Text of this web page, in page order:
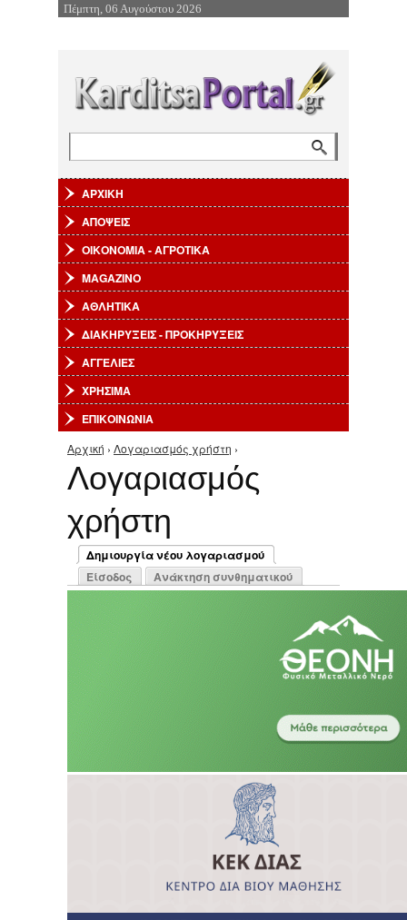
Επιστροφή στην Πλοήγηση
Πέμπτη, 06 Αυγούστου 2026
ΑΡΧΙΚΗ
ΑΠΟΨΕΙΣ
ΟΙΚΟΝΟΜΙΑ - ΑΓΡΟΤΙΚΑ
MAGAZINO
ΑΘΛΗΤΙΚΑ
ΔΙΑΚΗΡΥΞΕΙΣ - ΠΡΟΚΗΡΥΞΕΙΣ
ΑΓΓΕΛΙΕΣ
ΧΡΗΣΙΜΑ
ΕΠΙΚΟΙΝΩΝΙΑ
Είστε εδώ
Αρχική › Λογαριασμός χρήστη ›
Λογαριασμός
χρήστη
Πρωτεύουσες καρτέλες
Δημιουργία νέου λογαριασμού
(ενεργή καρτέλα)
Είσοδος Ανάκτηση συνθηματικού